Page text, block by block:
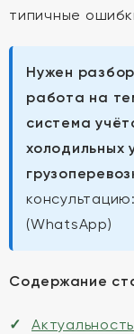
типичные
Нужен
работа на
система
холодильных
консультацию:
(WhatsApp)
Содержание